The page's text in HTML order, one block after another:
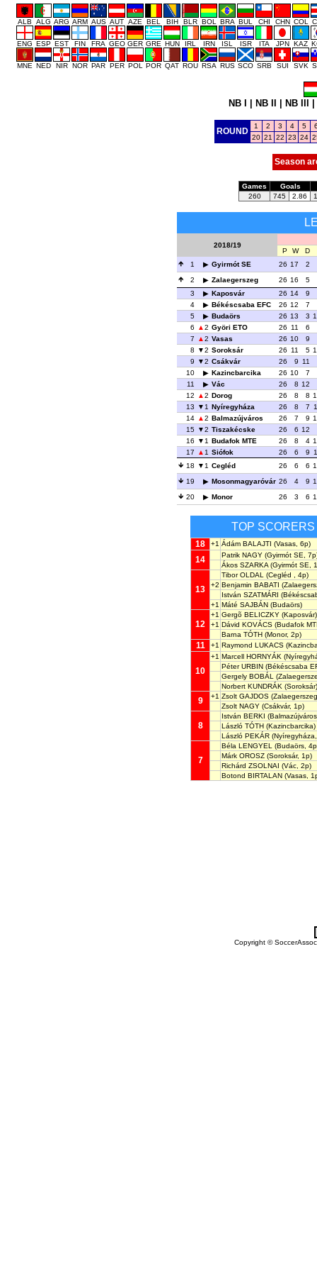
ALB ALG ARG ARM AUS AUT AZE BEL BIH BLR BOL BRA BUL CHI CHN COL
ENG ESP EST FIN FRA GEO GER GRE HUN IRL IRN ISL ISR ITA JPN KAZ
MNE NED NIR NOR PAR PER POL POR QAT ROU RSA RUS SCO SRB SUI SVK
NB I NB II NB III
ROUND
1 2 3 4 5
20 21 22 23 24
Season
Games
Goals
260
745 2.86
2018/19
P W
D
1
Gyirmót SE 26 17
2
2
Zalaegerszeg 26 16
5
3
Kaposvár 26 14
9
4
Békéscsaba EFC 26 12
7
5
Budaörs 26 13 3
6
2 Györi ETO 26 11
6
7
2 Vasas 26 10
9
8
2 Soroksár 26 11 5
9
2 Csákvár 26 9 11
10
Kazincbarcika 26 10
7
11
Vác 26 8 12
12
2 Dorog 26 8 8
13
1 Nyíregyháza 26 8 7
14
2 Balmazújváros 26 7 9
15
2 Tiszakécske 26 6 12
16
1 Budafok MTE 26 8 4
17
1 Siófok 26 6 9
18
1 Cegléd 26 6 6
19
Mosonmagyaróvár 26 4 9
20
Monor 26 3 6
TOP SCORERS
18 +1 Ádám BALAJTI (Vasas, 6p)
14 Patrik NAGY (Gyirmót SE,
Ákos SZARKA (Gyirmót SE,
13
Tibor OLDAL
(Cegléd , 4p)
+2 Benjamin BABATI
István SZATMÁRI
+1 Máté SAJBÁN (Budaörs)
12
+1 Gergõ BELICZKY (Kaposvár)
+1 Dávid KOVÁCS (Budafok
Barna TÓTH (Monor, 2p)
11 +1 Raymond LUKACS
10
+1 Marcell HORNYÁK
Péter URBIN (Békéscsaba
Gergely BOBÁL
Norbert KUNDRÁK (Soroksár)
9 +1 Zsolt GAJDOS
Zsolt NAGY (Csákvár, 1p)
8
István BERKI
László TÓTH (Kazincbarcika)
László PEKÁR
7
Béla LENGYEL
(Budaörs,
Márk OROSZ (Soroksár, 1p)
Richárd ZSOLNAI (Vác, 2p)
Botond BIRTALAN (Vasas,
Copyright ©